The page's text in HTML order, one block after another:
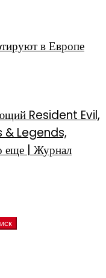
в Европе
Resident Evil,
& Legends,
еще | Журнал